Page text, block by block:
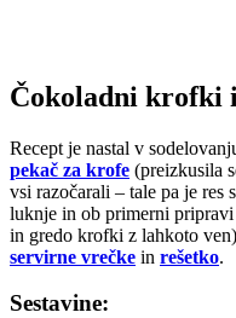
Čokoladni krofki
Recept je nastal v
pekač za krofe (preizkusila
vsi razočarali – tale pa je
luknje in ob primerni pripravi
in gredo krofki z lahkoto
servirne vrečke in rešetko.
Sestavine: